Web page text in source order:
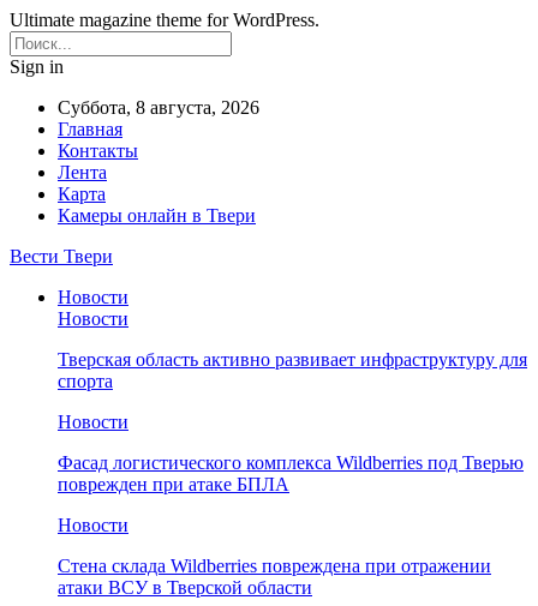
Ultimate magazine theme for WordPress.
Sign in
Суббота, 8 августа, 2026
Главная
Контакты
Лента
Карта
Камеры онлайн в Твери
Вести Твери
Новости
Новости
Тверская область активно развивает инфраструктуру для
спорта
Новости
Фасад логистического комплекса Wildberries под Тверью
поврежден при атаке БПЛА
Новости
Стена склада Wildberries повреждена при отражении
атаки ВСУ в Тверской области